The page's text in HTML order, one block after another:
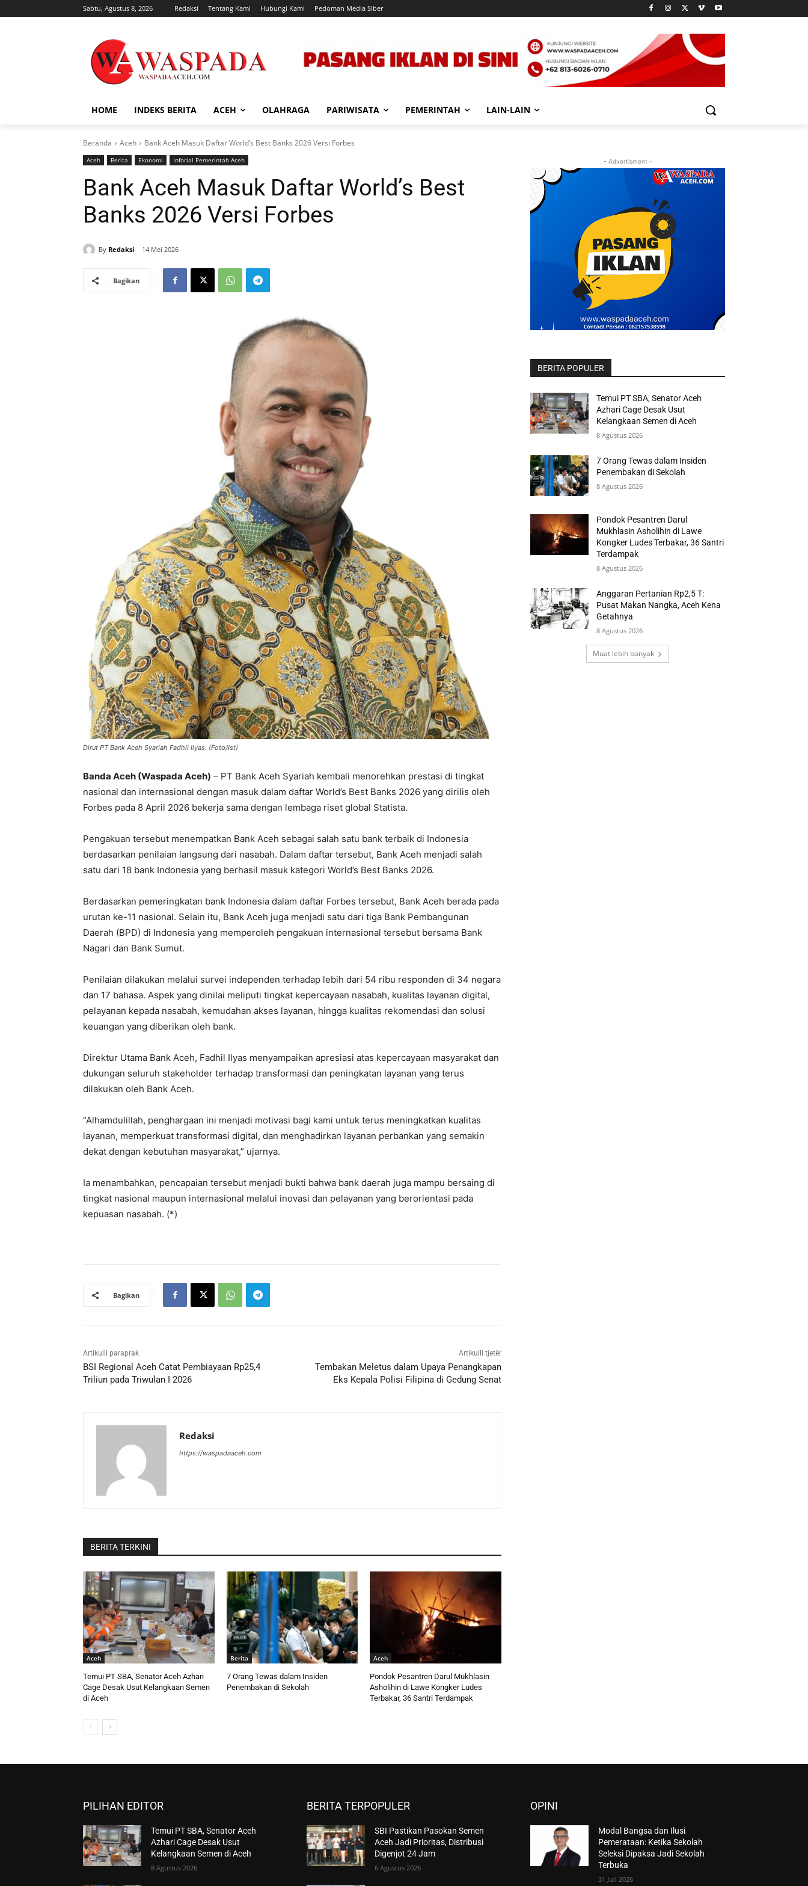
Sabtu, Agustus 8, 2026 Redaksi Tentang Kami Hubungi Kami Pedoman Media Siber
HOME INDEKS BERITA ACEH OLAHRAGA PARIWISATA PEMERINTAH LAIN-LAIN
Beranda Aceh Bank Aceh Masuk Daftar World’s Best Banks 2026 Versi Forbes
Aceh Berita Ekonomi Inforial Pemerintah Aceh
Bank Aceh Masuk Daftar World’s Best
Banks 2026 Versi Forbes
By Redaksi 14 Mei 2026
Bagikan
Dirut PT Bank Aceh Syariah Fadhil Ilyas. (Foto/Ist)
Banda Aceh (Waspada Aceh) – PT Bank Aceh Syariah kembali menorehkan prestasi di tingkat
nasional dan internasional dengan masuk dalam daftar World’s Best Banks 2026 yang dirilis oleh
Forbes pada 8 April 2026 bekerja sama dengan lembaga riset global Statista.
Pengakuan tersebut menempatkan Bank Aceh sebagai salah satu bank terbaik di Indonesia
berdasarkan penilaian langsung dari nasabah. Dalam daftar tersebut, Bank Aceh menjadi salah
satu dari 18 bank Indonesia yang berhasil masuk kategori World’s Best Banks 2026.
Berdasarkan pemeringkatan bank Indonesia dalam daftar Forbes tersebut, Bank Aceh berada pada
urutan ke-11 nasional. Selain itu, Bank Aceh juga menjadi satu dari tiga Bank Pembangunan
Daerah (BPD) di Indonesia yang memperoleh pengakuan internasional tersebut bersama Bank
Nagari dan Bank Sumut.
Penilaian dilakukan melalui survei independen terhadap lebih dari 54 ribu responden di 34 negara
dan 17 bahasa. Aspek yang dinilai meliputi tingkat kepercayaan nasabah, kualitas layanan digital,
pelayanan kepada nasabah, kemudahan akses layanan, hingga kualitas rekomendasi dan solusi
keuangan yang diberikan oleh bank.
Direktur Utama Bank Aceh, Fadhil Ilyas menyampaikan apresiasi atas kepercayaan masyarakat dan
dukungan seluruh stakeholder terhadap transformasi dan peningkatan layanan yang terus
dilakukan oleh Bank Aceh.
“Alhamdulillah, penghargaan ini menjadi motivasi bagi kami untuk terus meningkatkan kualitas
layanan, memperkuat transformasi digital, dan menghadirkan layanan perbankan yang semakin
dekat dengan kebutuhan masyarakat,” ujarnya.
Ia menambahkan, pencapaian tersebut menjadi bukti bahwa bank daerah juga mampu bersaing di
tingkat nasional maupun internasional melalui inovasi dan pelayanan yang berorientasi pada
kepuasan nasabah. (*)
Bagikan
Artikulli paraprak
BSI Regional Aceh Catat Pembiayaan Rp25,4
Triliun pada Triwulan I 2026
Artikulli tjetër
Tembakan Meletus dalam Upaya Penangkapan
Eks Kepala Polisi Filipina di Gedung Senat
Redaksi
https://waspadaaceh.com
BERITA TERKINI
Aceh
Temui PT SBA, Senator Aceh Azhari
Cage Desak Usut Kelangkaan Semen
di Aceh
Berita
7 Orang Tewas dalam Insiden
Penembakan di Sekolah
Aceh
Pondok Pesantren Darul Mukhlasin
Asholihin di Lawe Kongker Ludes
Terbakar, 36 Santri Terdampak
- Advertisment -
BERITA POPULER
Temui PT SBA, Senator Aceh
Azhari Cage Desak Usut
Kelangkaan Semen di Aceh
8 Agustus 2026
7 Orang Tewas dalam Insiden
Penembakan di Sekolah
8 Agustus 2026
Pondok Pesantren Darul
Mukhlasin Asholihin di Lawe
Kongker Ludes Terbakar, 36 Santri
Terdampak
8 Agustus 2026
Anggaran Pertanian Rp2,5 T:
Pusat Makan Nangka, Aceh Kena
Getahnya
8 Agustus 2026
Muat lebih banyak
PILIHAN EDITOR
Temui PT SBA, Senator Aceh
Azhari Cage Desak Usut
Kelangkaan Semen di Aceh
8 Agustus 2026
BERITA TERPOPULER
SBI Pastikan Pasokan Semen
Aceh Jadi Prioritas, Distribusi
Digenjot 24 Jam
6 Agustus 2026
OPINI
Modal Bangsa dan Ilusi
Pemerataan: Ketika Sekolah
Seleksi Dipaksa Jadi Sekolah
Terbuka
31 Juli 2026